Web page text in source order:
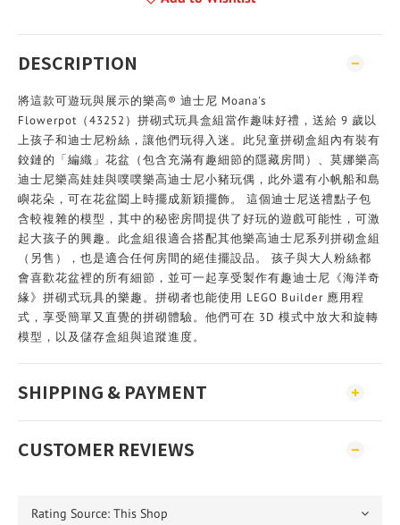
DESCRIPTION
將這款可遊玩與展示的樂高® 迪士尼 Moana's
Flowerpot（43252）拼砌式玩具盒組當作趣味好禮，送給 9 歲以
上孩子和迪士尼粉絲，讓他們玩得入迷。此兒童拼砌盒組內有裝有
鉸鏈的「編織」花盆（包含充滿有趣細節的隱藏房間）、莫娜樂高
迪士尼樂高娃娃與噗噗樂高迪士尼小豬玩偶，此外還有小帆船和島
嶼花朵，可在花盆闔上時擺成新穎擺飾。 這個迪士尼送禮點子包
含較複雜的模型，其中的秘密房間提供了好玩的遊戲可能性，可激
起大孩子的興趣。此盒組很適合搭配其他樂高迪士尼系列拼砌盒組
（另售），也是適合任何房間的絕佳擺設品。 孩子與大人粉絲都
會喜歡花盆裡的所有細節，並可一起享受製作有趣迪士尼《海洋奇
緣》拼砌式玩具的樂趣。拼砌者也能使用 LEGO Builder 應用程
式，享受簡單又直覺的拼砌體驗。他們可在 3D 模式中放大和旋轉
模型，以及儲存盒組與追蹤進度。
SHIPPING & PAYMENT
CUSTOMER REVIEWS